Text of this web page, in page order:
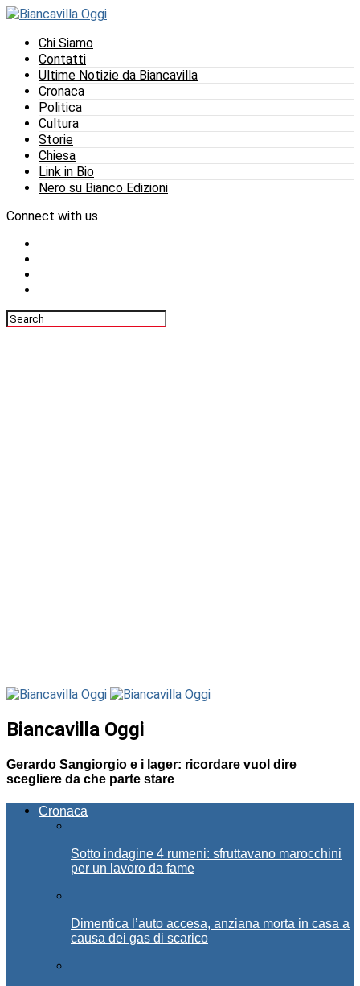
Chi Siamo
Contatti
Ultime Notizie da Biancavilla
Cronaca
Politica
Cultura
Storie
Chiesa
Link in Bio
Nero su Bianco Edizioni
Connect with us
Biancavilla Oggi
Gerardo Sangiorgio e i lager: ricordare vuol dire
scegliere da che parte stare
Cronaca
Sotto indagine 4 rumeni: sfruttavano marocchini
per un lavoro da fame
Dimentica l’auto accesa, anziana morta in casa a
causa dei gas di scarico